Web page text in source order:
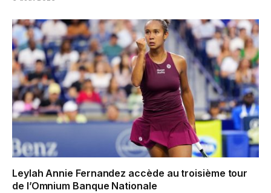
Leylah Annie Fernandez accède au troisième tour
de l’Omnium Banque Nationale